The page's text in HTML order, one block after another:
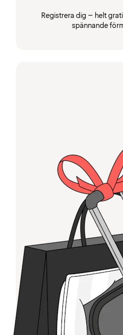
Registrera dig – helt
spännande